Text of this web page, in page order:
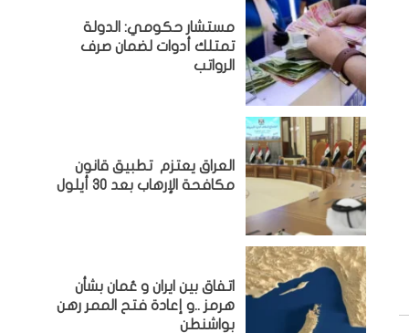
مستشار حكومي: الدولة
تمتلك أدوات لضمان صرف
الرواتب
العراق يعتزم تطبيق قانون
مكافحة الإرهاب بعد 30 أيلول
اتفاق بين ايران و عُمان بشأن
هرمز ..و إعادة فتح الممر رهن
بواشنطن